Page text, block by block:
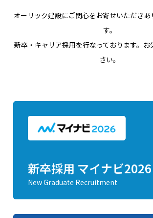
オーリック建設にご関心をお寄せいただきあ
す。
新卒・キャリア採用を行なっております。
さい。
新卒採用 マイナビ2026
New Graduate Recruitment